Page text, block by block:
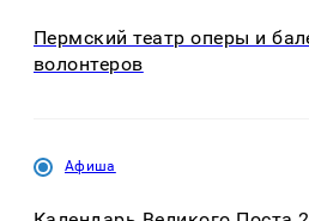
Пермский театр оперы и
волонтеров
Афиша